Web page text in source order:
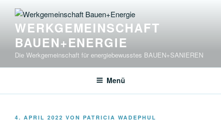
Inhalt
springenWERKGEMEINSCHAFT
BAUEN+ENERGIE
Die Werkgemeinschaft für energiebewusstes BAUEN+SANIEREN
Menü
VERÖFFENTLICHT
4. APRIL 2022 VON PATRICIA WADEPHUL